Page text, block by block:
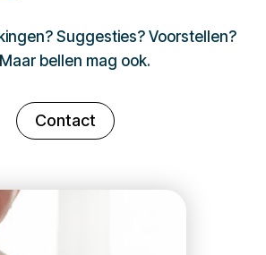
Suggesties? Voorstellen?
bellen mag ook.
Contact